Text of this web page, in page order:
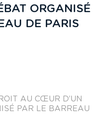
ORGANISÉ
DE PARIS
AU CŒUR D’UN
PAR LE BARREAU